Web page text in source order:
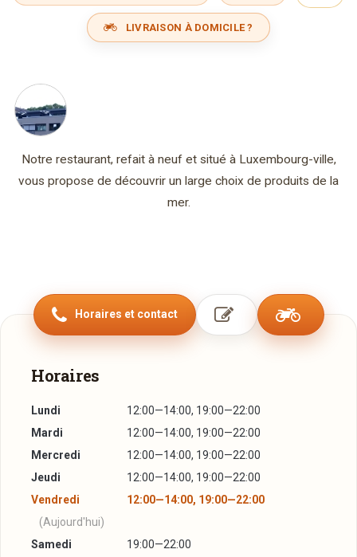
LIVRAISON À DOMICILE ?
Notre restaurant, refait à neuf et situé à Luxembourg-ville,
vous propose de découvrir un large choix de produits de la
mer.
Horaires et contact
Horaires
Lundi
12:00—14:00, 19:00—22:00
Mardi
12:00—14:00, 19:00—22:00
Mercredi
12:00—14:00, 19:00—22:00
Jeudi
12:00—14:00, 19:00—22:00
Vendredi
12:00—14:00, 19:00—22:00
(Aujourd'hui)
Samedi
19:00—22:00